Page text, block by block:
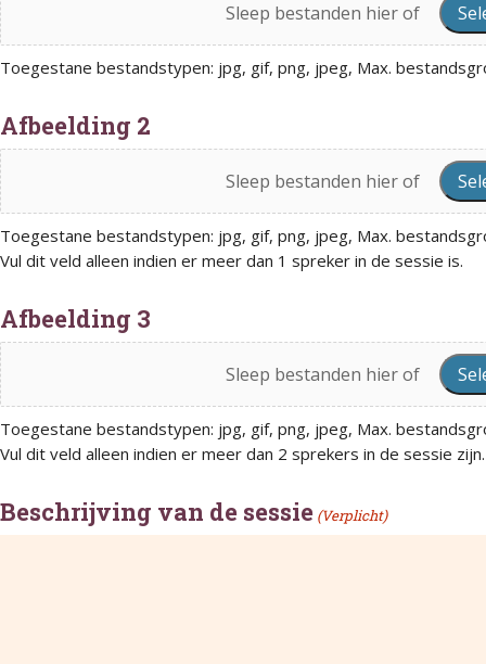
Sleep bestanden hier of
Toegestane bestandstypen: jpg, gif, png, jpeg, Max.
Afbeelding 2
Sleep bestanden hier of
Toegestane bestandstypen: jpg, gif, png, jpeg, Max.
Vul dit veld alleen indien er meer dan 1 spreker in de sessie is.
Afbeelding 3
Sleep bestanden hier of
Toegestane bestandstypen: jpg, gif, png, jpeg, Max.
Vul dit veld alleen indien er meer dan 2 sprekers in de sessie zijn.
Beschrijving van de sessie (Verplicht)